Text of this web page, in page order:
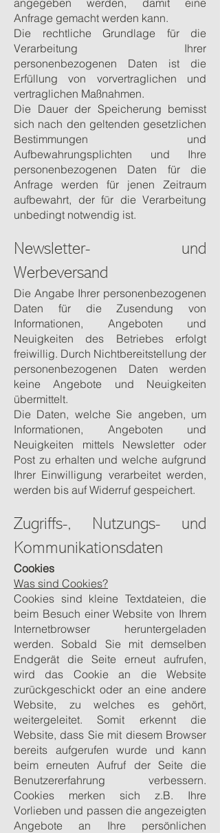
angegeben werden, damit eine
Anfrage gemacht werden kann.
Die rechtliche Grundlage für die
Verarbeitung Ihrer
personenbezogenen Daten ist die
Erfüllung von vorvertraglichen und
vertraglichen Maßnahmen.
Die Dauer der Speicherung bemisst
sich nach den geltenden gesetzlichen
Bestimmungen und
Aufbewahrungsplichten und Ihre
personenbezogenen Daten für die
Anfrage werden für jenen Zeitraum
aufbewahrt, der für die Verarbeitung
unbedingt notwendig ist.
Newsletter- und
Werbeversand
Die Angabe Ihrer personenbezogenen
Daten für die Zusendung von
Informationen, Angeboten und
Neuigkeiten des Betriebes erfolgt
freiwillig. Durch Nichtbereitstellung der
personenbezogenen Daten werden
keine Angebote und Neuigkeiten
übermittelt.
Die Daten, welche Sie angeben, um
Informationen, Angeboten und
Neuigkeiten mittels Newsletter oder
Post zu erhalten und welche aufgrund
Ihrer Einwilligung verarbeitet werden,
werden bis auf Widerruf gespeichert.
Zugriffs-, Nutzungs- und
Kommunikationsdaten
Cookies
Was sind Cookies?
Cookies sind kleine Textdateien, die
beim Besuch einer Website von Ihrem
Internetbrowser heruntergeladen
werden. Sobald Sie mit demselben
Endgerät die Seite erneut aufrufen,
wird das Cookie an die Website
zurückgeschickt oder an eine andere
Website, zu welches es gehört,
weitergeleitet. Somit erkennt die
Website, dass Sie mit diesem Browser
bereits aufgerufen wurde und kann
beim erneuten Aufruf der Seite die
Benutzererfahrung verbessern.
Cookies merken sich z.B. Ihre
Vorlieben und passen die angezeigten
Angebote an Ihre persönlichen